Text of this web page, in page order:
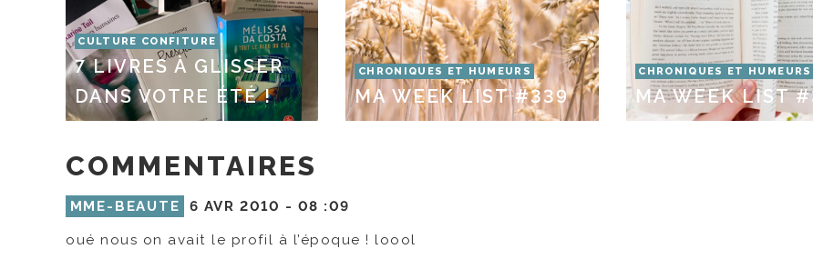
CULTURE CONFITURE
7 LIVRES À GLISSER
DANS VOTRE ÉTÉ !
CHRONIQUES ET HUMEURS
MA WEEK LIST #339
CHRONIQUES ET HUMEURS
MA WEEK LIST
COMMENTAIRES
MME-BEAUTE 6 AVR 2010 - 08 :09
oué nous on avait le profil à l’époque ! loool